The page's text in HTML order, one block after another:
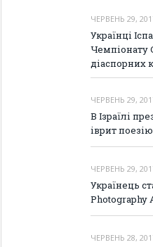
ЧЕРВЕНЬ 29,
Українці
Чемпіонату
діаспорних
ЧЕРВЕНЬ 29,
В Ізраїлі
іврит
ЧЕРВЕНЬ 29,
Українець
Photography
ЧЕРВЕНЬ 28,